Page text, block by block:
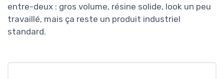
entre-deux : gros volume, résine solide, look un peu
travaillé, mais ça reste un produit industriel
standard.